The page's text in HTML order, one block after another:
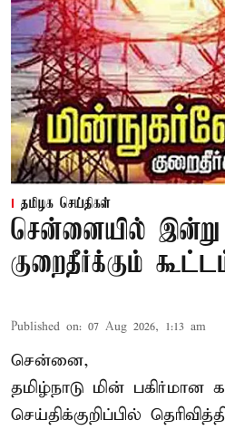
தமிழக செய்திகள்
சென்னையில் இன்று
குறைதீர்க்கும்
Published on: 07 Aug 2026, 1:13 am
சென்னை,
தமிழ்நாடு மின் பகிர்மான
செய்திக்குறிப்பில்